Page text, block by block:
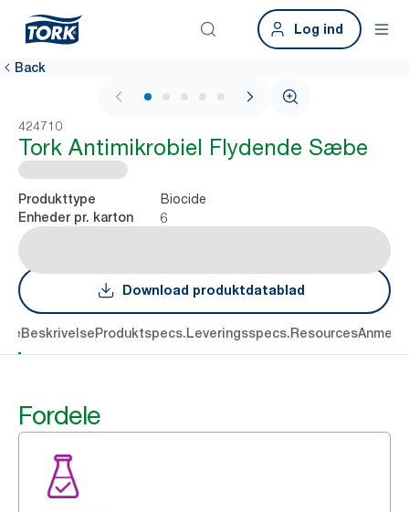
Log ind
Back
1 / 6
424710
Tork Antimikrobiel Flydende Sæbe
Produkttype Biocide
Enheder pr. karton 6
Download produktdatablad
BeskrivelseProduktspecs.Leveringsspecs.Resources
Fordele